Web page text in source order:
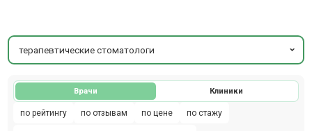
терапевтические стоматологи
Врачи Клиники
по рейтингу по отзывам по цене по стажу